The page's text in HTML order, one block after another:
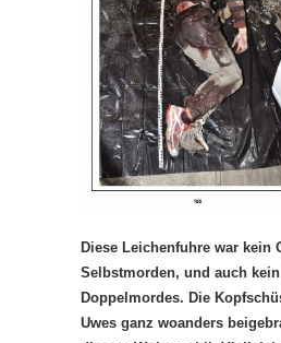
Diese Leichenfuhre war kein
Selbstmorden, und auch
Doppelmordes. Die
Uwes ganz woanders